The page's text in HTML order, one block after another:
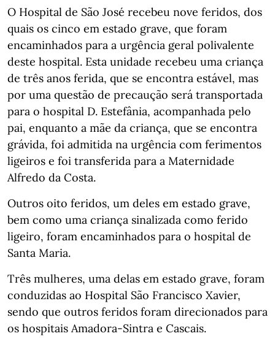
O Hospital de São José recebeu nove feridos, dos
quais os cinco em estado grave, que foram
encaminhados para a urgência geral polivalente
deste hospital. Esta unidade recebeu uma criança
de três anos ferida, que se encontra estável, mas
por uma questão de precaução será transportada
para o hospital D. Estefânia, acompanhada pelo
pai, enquanto a mãe da criança, que se encontra
grávida, foi admitida na urgência com ferimentos
ligeiros e foi transferida para a Maternidade
Alfredo da Costa.
Outros oito feridos, um deles em estado grave,
bem como uma criança sinalizada como ferido
ligeiro, foram encaminhados para o hospital de
Santa Maria.
Três mulheres, uma delas em estado grave, foram
conduzidas ao Hospital São Francisco Xavier,
sendo que outros feridos foram direcionados para
os hospitais Amadora-Sintra e Cascais.